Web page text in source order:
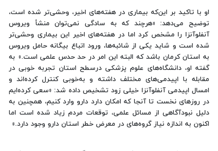
او با تاکید بر این‌که بیماری در هفته‌های اخیر، وحشی‌تر شده است،
توضیح می‌دهد: «هرچند که به سادگی نمی‌توان منشأ ویروس
آنفلوآنزا را مشخص کرد اما در هفته‌های اخیر این بیماری وحشی‌تر
شده است و شاید یکی از شائبه‌ها، ورود اتباع بیگانه حامل ویروس
به استان کرمان باشد که البته این امر در حد حدس علمی است.» به
گفته او، دانشگاه‌های علوم پزشکی درسطح استان تجربه خوبی در
مقابله با اپیدمی‌های مختلف داشته‌ و به‌خوبی کنترل کرده‌اند و
امسال اپیدمی آنفلوآنزا خیلی زود تشخیص داده شد: «سعی کرده‌ایم
در روزهای نخست تا آنجا که امکان دارد دارو وارد کنیم، همچنین به
دلیل نبودآگاهی از مسائل علمی، توقعات مردم زیاد شده است اما
اکنون به اندازه نیاز گروه‌های در معرض خطر استان دارو وجود دارد.»